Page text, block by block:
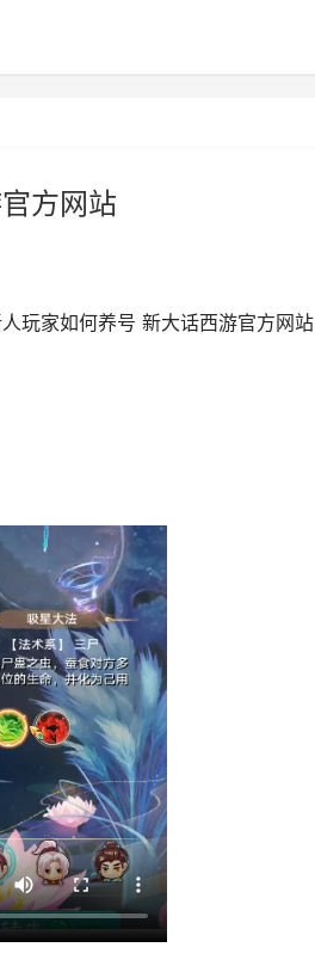
方网站
玩家如何养号 新大话西游官方网站